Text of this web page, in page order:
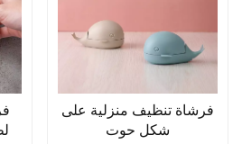
فرشاة تنظيف منزلية على
شكل حوت